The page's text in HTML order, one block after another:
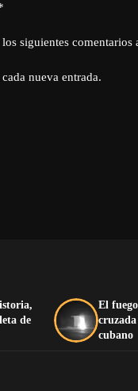
siguientes comentarios
nueva entrada.
de
El
cubano